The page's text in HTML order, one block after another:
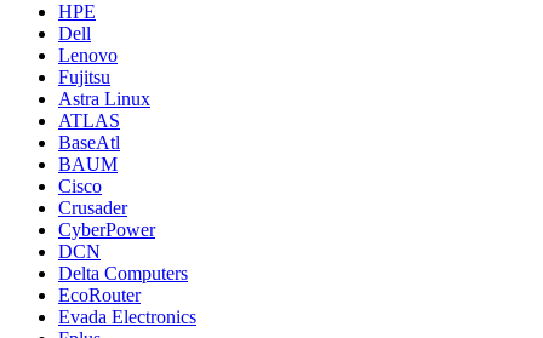
HPE
Dell
Lenovo
Fujitsu
Astra Linux
ATLAS
BaseAtl
BAUM
Cisco
Crusader
CyberPower
DCN
Delta Computers
EcoRouter
Evada Electronics